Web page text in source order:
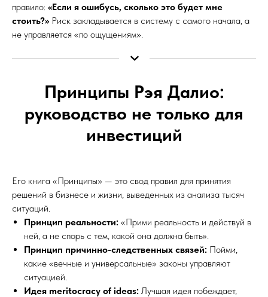
правило: «Если я ошибусь, сколько это будет мне
стоить?» Риск закладывается в систему с самого начала, а
не управляется «по ощущениям».
Принципы Рэя Далио:
руководство не только для
инвестиций
Его книга «Принципы» — это свод правил для принятия
решений в бизнесе и жизни, выведенных из анализа тысяч
ситуаций.
Принцип реальности: «Прими реальность и действуй в
ней, а не спорь с тем, какой она должна быть».
Принцип причинно-следственных связей: Пойми,
какие «вечные и универсальные» законы управляют
ситуацией.
Идея meritocracy of ideas: Лучшая идея побеждает,